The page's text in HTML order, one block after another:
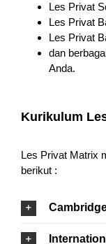
Les Privat
Les Privat
Les Privat
dan
Anda.
Kurikulum
Les Privat Matrix
berikut :